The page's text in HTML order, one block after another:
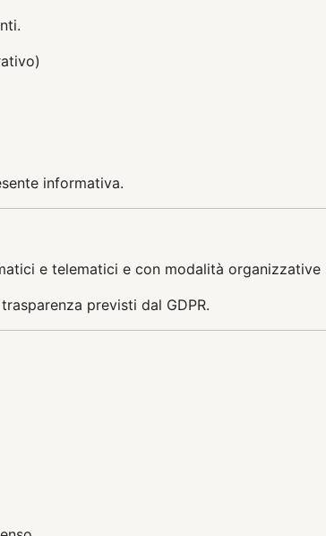
informativa.
e telematici e con modalità
previsti dal GDPR.